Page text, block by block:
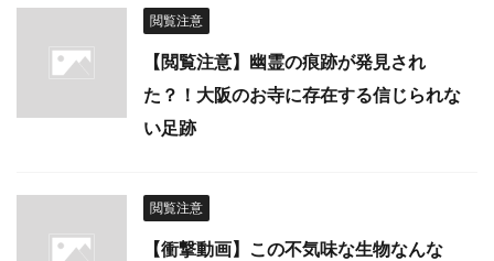
閲覧注意
【閲覧注意】幽霊の痕跡が発見され
た？！大阪のお寺に存在する信じられな
い足跡
閲覧注意
【衝撃動画】この不気味な生物なんな